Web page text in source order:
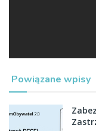
Powiązane wpisy